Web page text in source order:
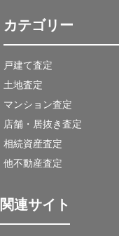
カテゴリー
戸建て査定
土地査定
マンション査定
店舗・居抜き査定
相続資産査定
他不動産査定
関連サイト